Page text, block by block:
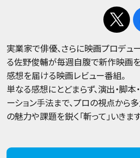
実業家で俳優、さらに映画プロデュ
る佐野俊輔が毎週自腹で新作映画
感想を届ける映画レビュー番組。
単なる感想にとどまらず、演出・脚本
ーション手法まで、プロの視点から
の魅力や課題を鋭く「斬って」いきます